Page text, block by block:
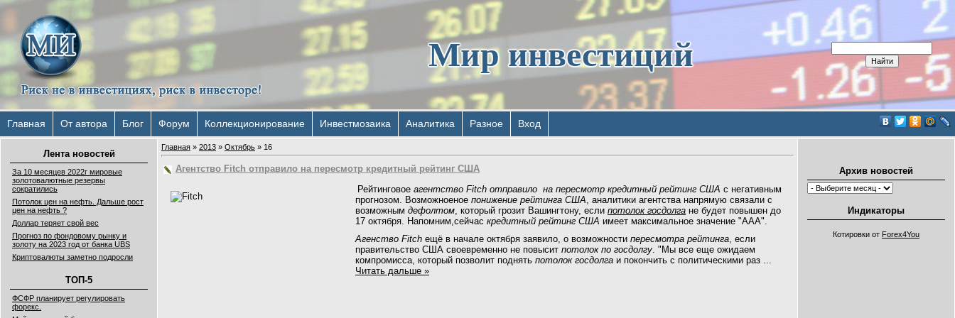
Мир инвестиций
Главная От автора Блог Форум Коллекционирование Инвестмозаика Аналитика Разное Вход
Лента новостей
За 10 месяцев 2022г мировые
золотовалютные резервы
сократились
Потолок цен на нефть. Дальше рост
цен на нефть ?
Доллар теряет свой вес
Прогноз по фондовому рынку и
золоту на 2023 год от банка UBS
Криптовалюты заметно подросли
ТОП-5
ФСФР планирует регулировать
форекс.
Главная » 2013 » Октябрь » 16
Агентство Fitch отправило на пересмотр кредитный рейтинг США
Рейтинговое агентство Fitch отправило на пересмотр кредитный рейтинг США с негативным
прогнозом. Возможноеное понижение рейтинга США , аналитики агентства напрямую связали с
возможным дефолтом , который грозит Вашингтону, если потолок госдолга не будет повышен до
17 октября. Напомним,сейчас кредитный рейтинг США имеет максимальное значение "ААА".
Агенство Fitch ещё в начале октября заявило, о возможности пересмотра рейтинга, если
правительство США своевременно не повысит потолок по госдолгу. "Мы все еще ожидаем
компромисса, который позволит поднять потолок госдолга и покончить с политическими раз ...
Читать дальше »
Архив новостей
Индикаторы
Котировки от Forex4You